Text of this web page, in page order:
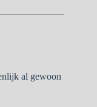
al gewoon